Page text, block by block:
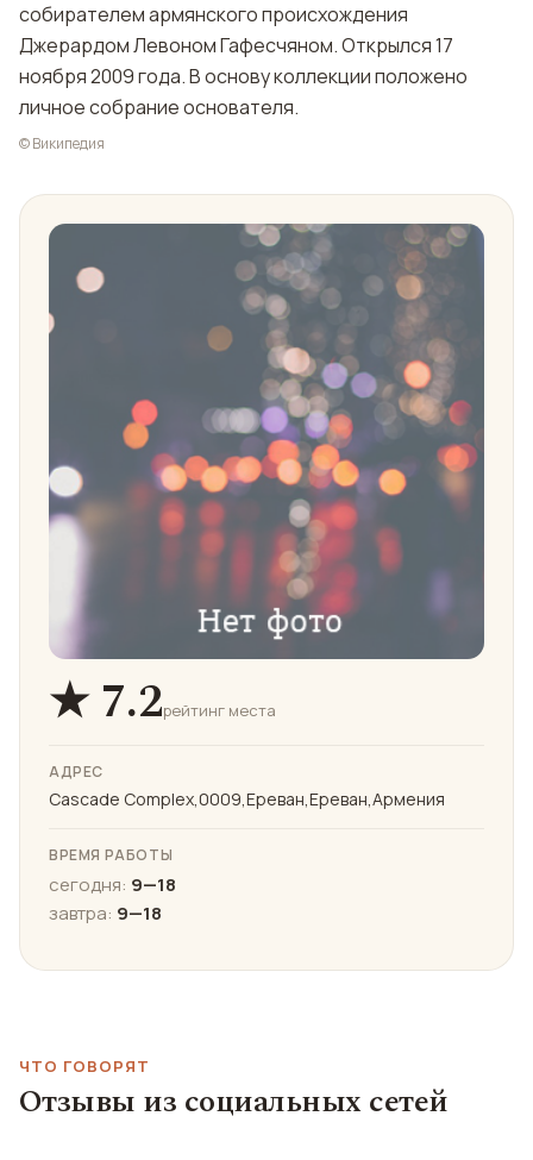
собирателем армянского происхождения
Джерардом Левоном Гафесчяном. Открылся 17
ноября 2009 года. В основу коллекции положено
личное собрание основателя.
© Википедия
★ 7.2рейтинг места
АДРЕС
Cascade Complex,0009,Ереван,Ереван,Армения
ВРЕМЯ РАБОТЫ
сегодня: 9—18
завтра: 9—18
ЧТО ГОВОРЯТ
Отзывы из социальных сетей